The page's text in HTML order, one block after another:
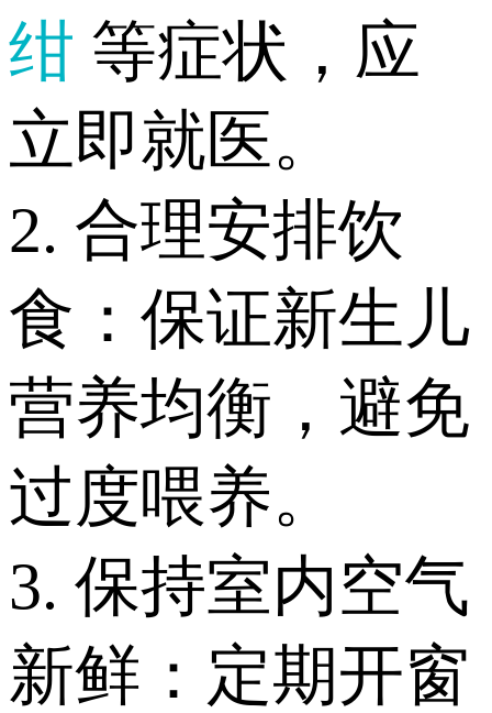
绀 等症状，应
立即就医。
2. 合理安排饮
食：保证新生儿
营养均衡，避免
过度喂养。
3. 保持室内空气
新鲜：定期开窗